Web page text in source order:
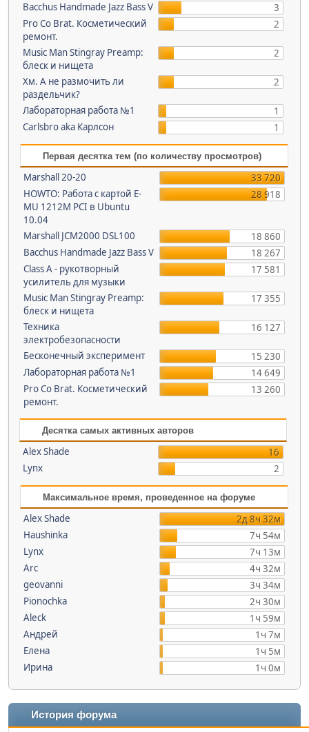
Bacchus Handmade Jazz Bass V
3
Pro Co Brat. Косметический
ремонт.
2
Music Man Stingray Preamp:
блеск и нищета
2
Хм. А не размочить ли
раздельчик?
2
Лабораторная работа №1
1
Carlsbro aka Карлсон
1
Первая десятка тем (по количеству просмотров)
Marshall 20-20
33 720
HOWTO: Работа с картой E-
MU 1212M PCI в Ubuntu
10.04
28 918
Marshall JCM2000 DSL100
18 860
Bacchus Handmade Jazz Bass V
18 267
Class A - рукотворный
усилитель для музыки
17 581
Music Man Stingray Preamp:
блеск и нищета
17 355
Техника
электробезопасности
16 127
Бесконечный эксперимент
15 230
Лабораторная работа №1
14 649
Pro Co Brat. Косметический
ремонт.
13 260
Десятка самых активных авторов
Alex Shade
16
Lynx
2
Максимальное время, проведенное на форуме
Alex Shade
2д 8ч 32м
Haushinka
7ч 54м
Lynx
7ч 13м
Arc
4ч 32м
geovanni
3ч 34м
Pionochka
2ч 30м
Aleck
1ч 59м
Андрей
1ч 7м
Елена
1ч 5м
Ирина
1ч 0м
История форума